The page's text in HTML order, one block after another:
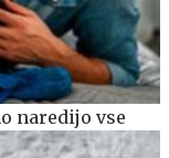
naredijo vse